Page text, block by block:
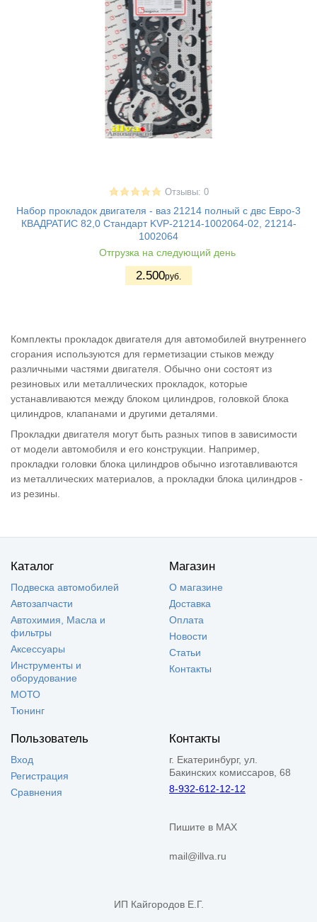
Отзывы: 0
Набор прокладок двигателя - ваз 21214 полный с двс Евро-3
КВАДРАТИС 82,0 Стандарт KVP-21214-1002064-02, 21214-
1002064
Отгрузка на следующий день
2.500руб.
Комплекты прокладок двигателя для автомобилей внутреннего
сгорания используются для герметизации стыков между
различными частями двигателя. Обычно они состоят из
резиновых или металлических прокладок, которые
устанавливаются между блоком цилиндров, головкой блока
цилиндров, клапанами и другими деталями.
Прокладки двигателя могут быть разных типов в зависимости
от модели автомобиля и его конструкции. Например,
прокладки головки блока цилиндров обычно изготавливаются
из металлических материалов, а прокладки блока цилиндров -
из резины.
Каталог
Подвеска автомобилей
Автозапчасти
Автохимия, Масла и
фильтры
Аксессуары
Инструменты и
оборудование
МОТО
Тюнинг
Магазин
О магазине
Доставка
Оплата
Новости
Статьи
Контакты
Пользователь
Вход
Регистрация
Сравнения
Контакты
г. Екатеринбург, ул.
Бакинских комиссаров, 68
8-932-612-12-12
Пишите в MAX
mail@illva.ru
ИП Кайгородов Е.Г.